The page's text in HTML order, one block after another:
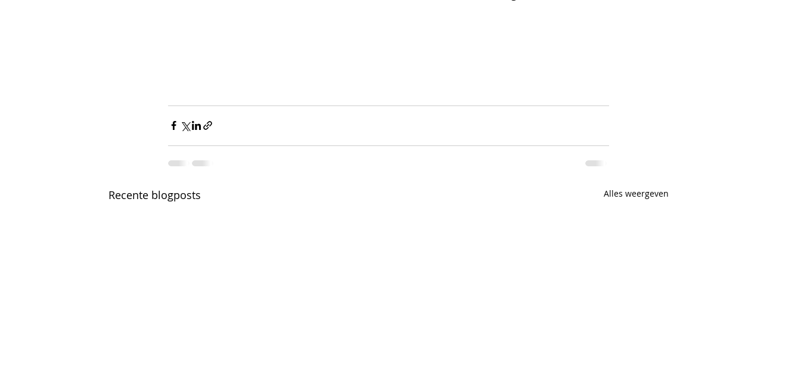
Recente blogposts Alles weergeven